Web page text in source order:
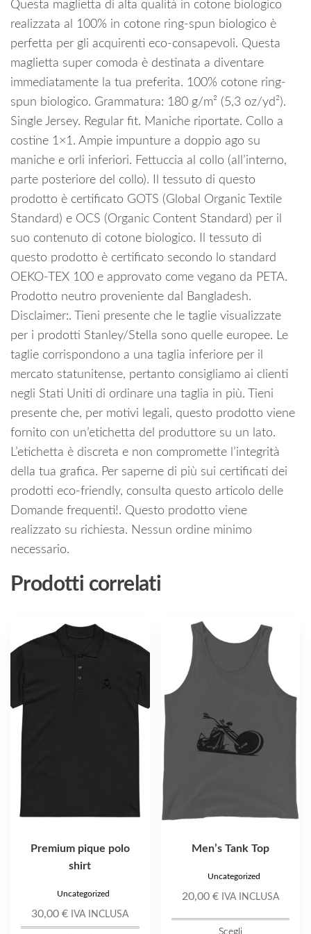
Questa maglietta di alta qualità in cotone biologico
realizzata al 100% in cotone ring-spun biologico è
perfetta per gli acquirenti eco-consapevoli. Questa
maglietta super comoda è destinata a diventare
immediatamente la tua preferita. 100% cotone ring-
spun biologico. Grammatura: 180 g/m² (5,3 oz/yd²).
Single Jersey. Regular fit. Maniche riportate. Collo a
costine 1×1. Ampie impunture a doppio ago su
maniche e orli inferiori. Fettuccia al collo (all’interno,
parte posteriore del collo). Il tessuto di questo
prodotto è certificato GOTS (Global Organic Textile
Standard) e OCS (Organic Content Standard) per il
suo contenuto di cotone biologico. Il tessuto di
questo prodotto è certificato secondo lo standard
OEKO-TEX 100 e approvato come vegano da PETA.
Prodotto neutro proveniente dal Bangladesh.
Disclaimer:. Tieni presente che le taglie visualizzate
per i prodotti Stanley/Stella sono quelle europee. Le
taglie corrispondono a una taglia inferiore per il
mercato statunitense, pertanto consigliamo ai clienti
negli Stati Uniti di ordinare una taglia in più. Tieni
presente che, per motivi legali, questo prodotto viene
fornito con un’etichetta del produttore su un lato.
L’etichetta è discreta e non compromette l’integrità
della tua grafica. Per saperne di più sui certificati dei
prodotti eco-friendly, consulta questo articolo delle
Domande frequenti!. Questo prodotto viene
realizzato su richiesta. Nessun ordine minimo
necessario.
Prodotti correlati
Premium pique polo
shirt
Uncategorized
30,00€ IVA INCLUSA
prodotto
Le
opzioni
possono
essere
nella
pagina
Men’s Tank Top
Uncategorized
20,00 € IVA INCLUSA
Scegli
Questo
prodotto
varianti.
Le
opzioni
possono
scelte
pagina